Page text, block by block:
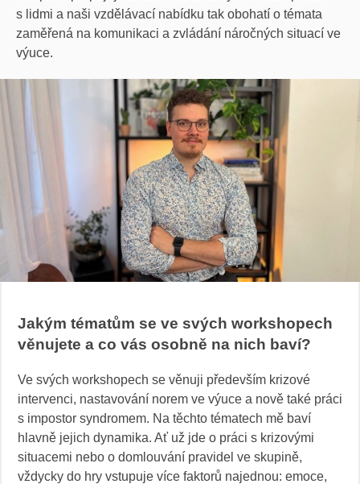
s lidmi a naši vzdělávací nabídku tak obohatí o témata
zaměřená na komunikaci a zvládání náročných situací ve
výuce.
Jakým tématům se ve svých workshopech
věnujete a co vás osobně na nich baví?
Ve svých workshopech se věnuji především krizové
intervenci, nastavování norem ve výuce a nově také práci
s impostor syndromem. Na těchto tématech mě baví
hlavně jejich dynamika. Ať už jde o práci s krizovými
situacemi nebo o domlouvání pravidel ve skupině,
vždycky do hry vstupuje více faktorů najednou: emoce,